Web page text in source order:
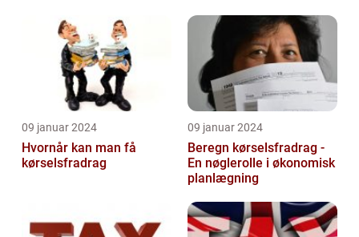
09 januar 2024
Hvornår kan man få
kørselsfradrag
09 januar 2024
Beregn kørselsfradrag -
En nøglerolle i økonomisk
planlægning